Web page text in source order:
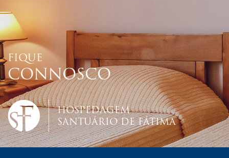
FIQUE
CONNOSCO
HOSPEDAGEM
SANTUÁRIO DE FÁTIMA